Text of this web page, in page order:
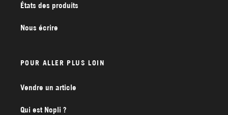
États des produits
Nous écrire
POUR ALLER PLUS LOIN
Vendre un article
Qui est Nopli ?